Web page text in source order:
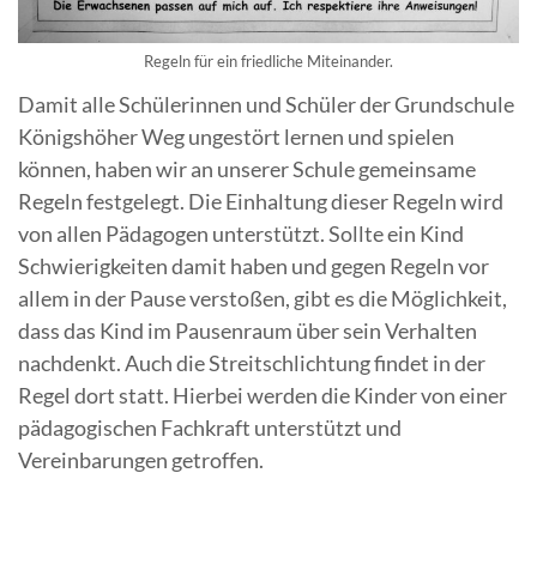
Regeln für ein friedliche Miteinander.
Damit alle Schülerinnen und Schüler der Grundschule
Königshöher Weg ungestört lernen und spielen
können, haben wir an unserer Schule gemeinsame
Regeln festgelegt. Die Einhaltung dieser Regeln wird
von allen Pädagogen unterstützt. Sollte ein Kind
Schwierigkeiten damit haben und gegen Regeln vor
allem in der Pause verstoßen, gibt es die Möglichkeit,
dass das Kind im Pausenraum über sein Verhalten
nachdenkt. Auch die Streitschlichtung findet in der
Regel dort statt. Hierbei werden die Kinder von einer
pädagogischen Fachkraft unterstützt und
Vereinbarungen getroffen.